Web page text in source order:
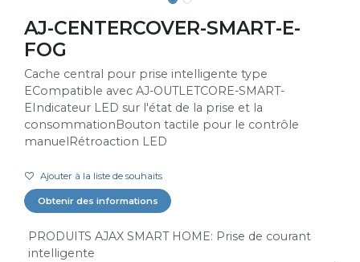
AJ-CENTERCOVER-SMART-E-
FOG
Cache central pour prise intelligente type
ECompatible avec AJ-OUTLETCORE-SMART-
EIndicateur LED sur l'état de la prise et la
consommationBouton tactile pour le contrôle
manuelRétroaction LED
Ajouter à la liste de souhaits
Obtenir des informations
PRODUITS AJAX SMART HOME: Prise de courant
intelligente